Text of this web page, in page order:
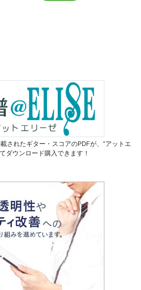
されたギター・スコアのPDFが、 “アットエ
ダウンロード購入できます！